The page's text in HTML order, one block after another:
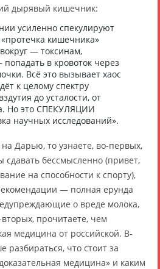
дырявый кишечник:
усиленно спекулируют
«протечка кишечника»
— токсинам,
в кровоток через
Всё это вызывает хаос
к целому спектру
до усталости, от
Но это СПЕКУЛЯЦИИ
научных исследований».
Дарью, то узнаете, во-первых,
сдавать бессмысленно (привет,
на способности к спорту),
— полная ерунда
о вреде молока,
прочитаете, чем
медицина от российской. В-
разбираться, что стоит за
медицина» и каким